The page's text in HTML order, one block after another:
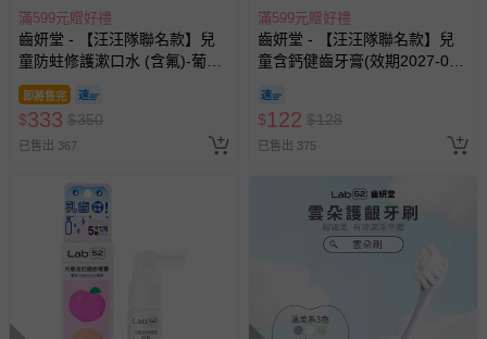
滿599元贈好禮
齒妍堂 - 【汪汪隊聯名款】兒
童防蛀修護漱口水 (含氟)-葡
萄-300g
即將售完
$333 $350
已售出 367
滿599元贈好禮
齒妍堂 - 【汪汪隊聯名款】兒
童含鈣健齒牙膏(效期2027-06)-
$122 $128
已售出 375